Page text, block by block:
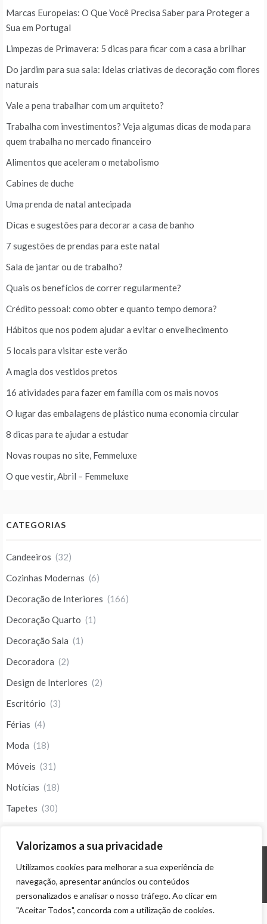
Valorizamos a sua privacidade
Utilizamos cookies para melhorar a sua experiência de
navegação, apresentar anúncios ou conteúdos
personalizados e analisar o nosso tráfego. Ao clicar em
"Aceitar Todos", concorda com a utilização de cookies.
Marcas Europeias: O Que Você Precisa Saber para Proteger a
Sua em Portugal
Limpezas de Primavera: 5 dicas para ficar com a casa a brilhar
Do jardim para sua sala: Ideias criativas de decoração com flores
naturais
Vale a pena trabalhar com um arquiteto?
Trabalha com investimentos? Veja algumas dicas de moda para
quem trabalha no mercado financeiro
Alimentos que aceleram o metabolismo
Cabines de duche
Uma prenda de natal antecipada
Dicas e sugestões para decorar a casa de banho
7 sugestões de prendas para este natal
Sala de jantar ou de trabalho?
Quais os benefícios de correr regularmente?
Crédito pessoal: como obter e quanto tempo demora?
Hábitos que nos podem ajudar a evitar o envelhecimento
5 locais para visitar este verão
A magia dos vestidos pretos
16 atividades para fazer em família com os mais novos
O lugar das embalagens de plástico numa economia circular
8 dicas para te ajudar a estudar
Novas roupas no site, Femmeluxe
O que vestir, Abril – Femmeluxe
CATEGORIAS
Candeeiros (32)
Cozinhas Modernas (6)
Decoração de Interiores (166)
Decoração Quarto (1)
Decoração Sala (1)
Decoradora (2)
Design de Interiores (2)
Escritório (3)
Férias (4)
Moda (18)
Móveis (31)
Notícias (18)
Tapetes (30)